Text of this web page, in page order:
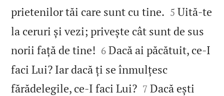
prietenilor tăi care sunt cu tine. 

5 Uită‑te
la ceruri și vezi; privește cât sunt de sus
norii față de tine! 

6 Dacă ai păcătuit, ce‑I
faci Lui? Iar dacă ți se înmulțesc
fărădelegile, ce‑I faci Lui?
7 Dacă ești